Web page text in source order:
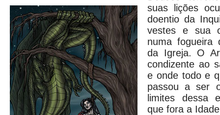
suas lições
doentio da
vestes e sua
numa fogueira
da Igreja. O
condizente ao
e onde todo e
passou a ser
limites dessa
que fora a